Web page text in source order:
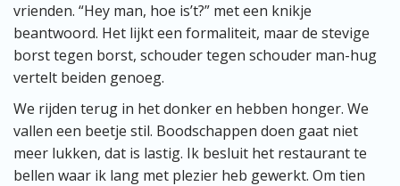
vrienden. “Hey man, hoe is’t?” met een knikje
beantwoord. Het lijkt een formaliteit, maar de stevige
borst tegen borst, schouder tegen schouder man-hug
vertelt beiden genoeg.
We rijden terug in het donker en hebben honger. We
vallen een beetje stil. Boodschappen doen gaat niet
meer lukken, dat is lastig. Ik besluit het restaurant te
bellen waar ik lang met plezier heb gewerkt. Om tien